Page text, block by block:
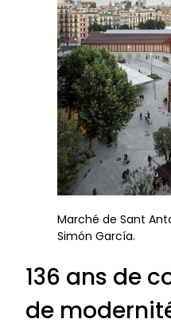
Marché de Sant
Simón García.
136 ans de
de